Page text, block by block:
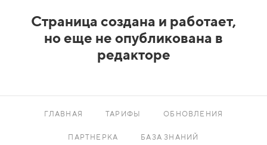
Страница создана и работает,
но еще не опубликована в
редакторе
ГЛАВНАЯ ТАРИФЫ ОБНОВЛЕНИЯ
ПАРТНЕРКА БАЗА ЗНАНИЙ